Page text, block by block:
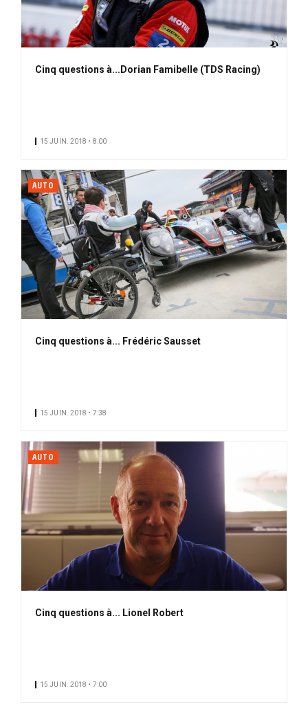
Cinq questions à...Dorian Famibelle (TDS Racing)
15 JUIN. 2018 • 8:00
AUTO
Cinq questions à... Frédéric Sausset
15 JUIN. 2018 • 7:38
AUTO
Cinq questions à... Lionel Robert
15 JUIN. 2018 • 7:00